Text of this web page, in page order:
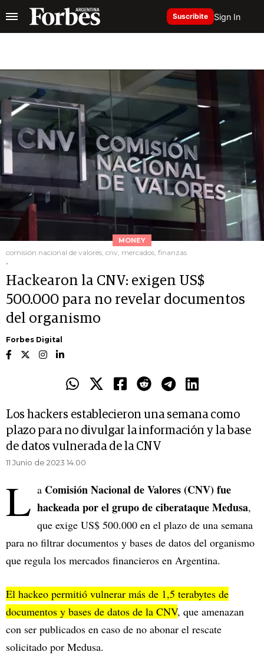
Suscribite Sign In
MONEY
comisión nacional de valores, cnv, mercados, finanzas
.
Hackearon la CNV: exigen US$
500.000 para no revelar documentos
del organismo
Forbes Digital
Los hackers establecieron una semana como
plazo para no divulgar la información y la base
de datos vulnerada de la CNV
11 Junio de 2023 14.00
L a Comisión Nacional de Valores (CNV) fue
hackeada por el grupo de ciberataque Medusa,
que exige US$ 500.000 en el plazo de una semana
para no filtrar documentos y bases de datos del organismo
que regula los mercados financieros en Argentina.
El hackeo permitió vulnerar más de 1,5 terabytes de
documentos y bases de datos de la CNV, que amenazan
con ser publicados en caso de no abonar el rescate
solicitado por Medusa.